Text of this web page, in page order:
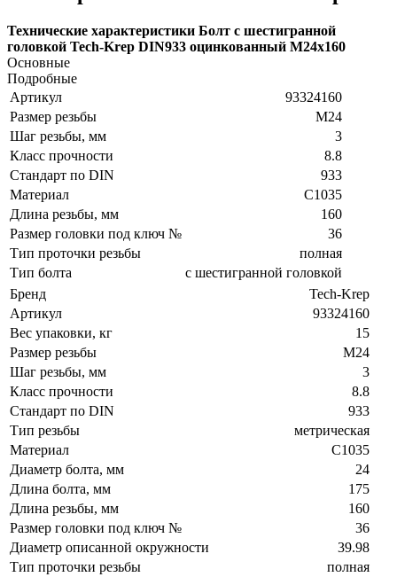
Технические характеристики Болт с шестигранной
головкой Tech-Krep DIN933 оцинкованный М24х160
Основные
Подробные
Артикул
93324160
Размер резьбы
М24
Шаг резьбы, мм
3
Класс прочности
8.8
Стандарт по DIN
933
Материал
C1035
Длина резьбы, мм
160
Размер головки под ключ №
36
Тип проточки резьбы
полная
Тип болта
с шестигранной головкой
Бренд
Tech-Krep
Артикул
93324160
Вес упаковки, кг
15
Размер резьбы
М24
Шаг резьбы, мм
3
Класс прочности
8.8
Стандарт по DIN
933
Тип резьбы
метрическая
Материал
C1035
Диаметр болта, мм
24
Длина болта, мм
175
Длина резьбы, мм
160
Размер головки под ключ №
36
Диаметр описанной окружности
39.98
Тип проточки резьбы
полная